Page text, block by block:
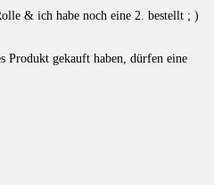
& ich habe noch eine 2. bestellt ; )
Produkt gekauft haben, dürfen eine